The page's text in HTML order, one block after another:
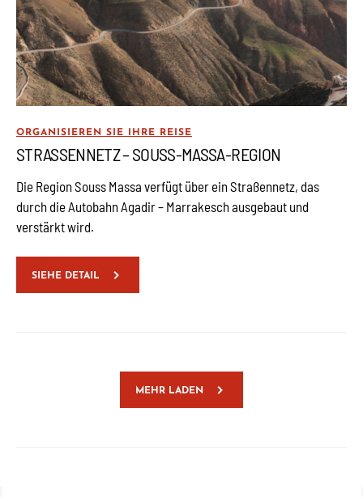
ORGANISIEREN SIE IHRE REISE
STRASSENNETZ – SOUSS-MASSA-REGION
Die Region Souss Massa verfügt über ein Straßennetz, das
durch die Autobahn Agadir – Marrakesch ausgebaut und
verstärkt wird.
SIEHE DETAIL
MEHR LADEN